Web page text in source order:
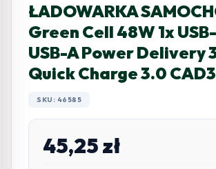
ŁADOWARKA
Green Cell 48W 1x
USB-A Power Delivery
Quick Charge 3.0
SKU: 46585
45,25zł